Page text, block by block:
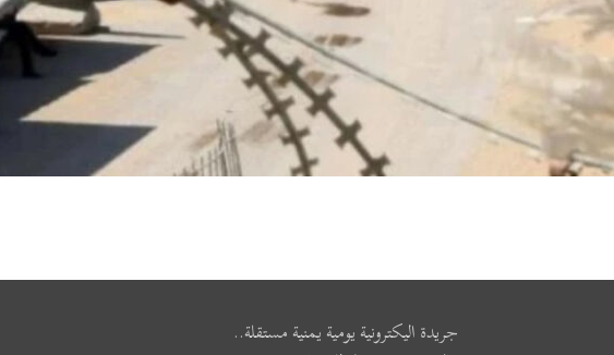
جريدة اليكترونية يومية يمنية مستقلة..